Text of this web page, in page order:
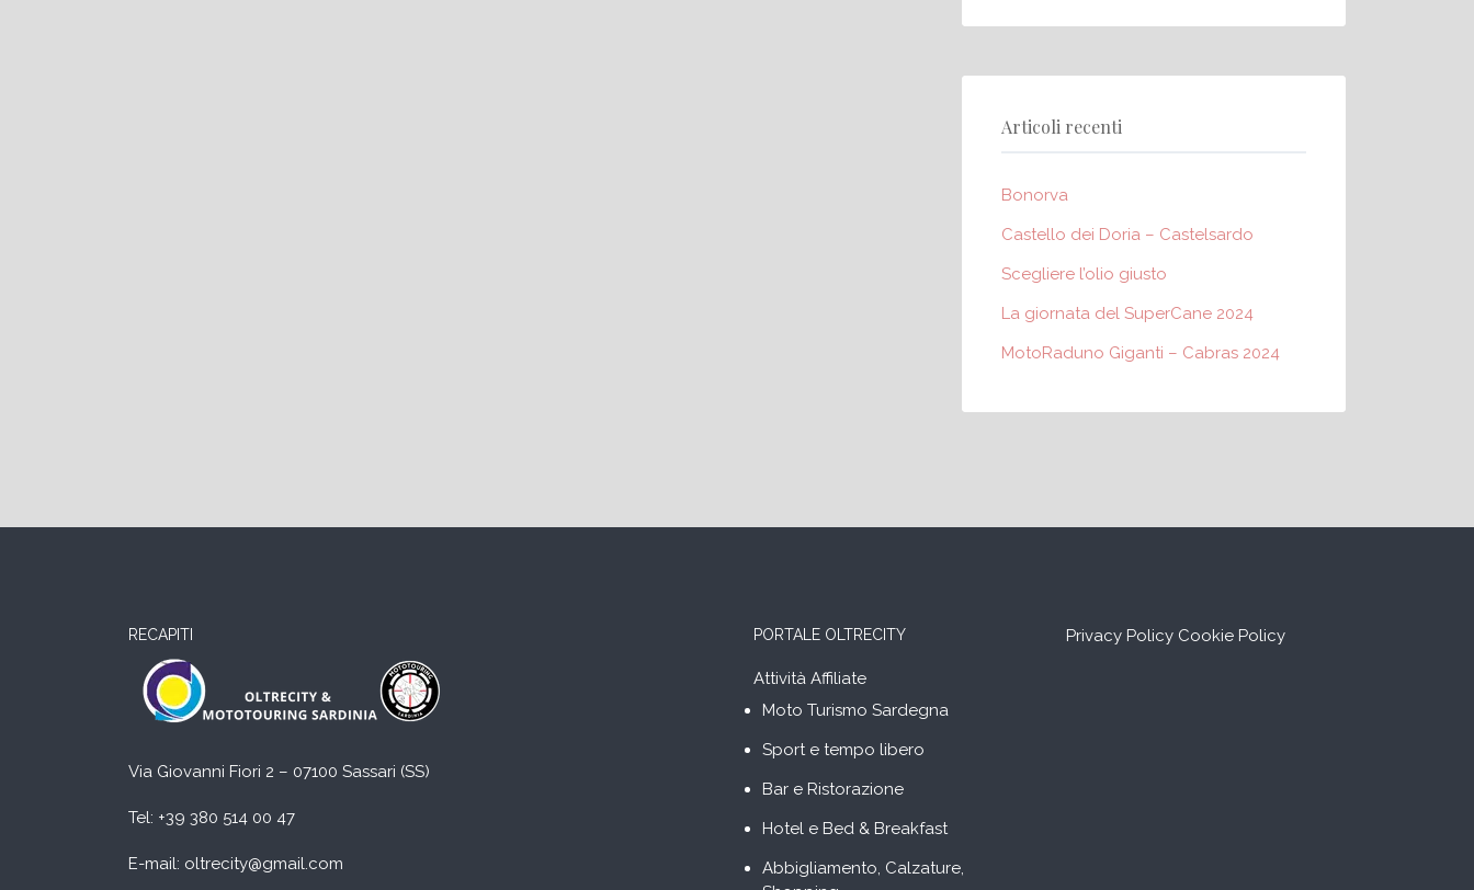
Articoli recenti
Bonorva
Castello dei Doria – Castelsardo
Scegliere l’olio giusto
La giornata del SuperCane 2024
MotoRaduno Giganti – Cabras 2024
RECAPITI
Via Giovanni Fiori 2 – 07100 Sassari (SS)
Tel: +39 380 514 00 47
E-mail: oltrecity@gmail.com
PORTALE OLTRECITY
Attività Affiliate
Moto Turismo Sardegna
Sport e tempo libero
Bar e Ristorazione
Hotel e Bed & Breakfast
Abbigliamento, Calzature,
Privacy Policy Cookie Policy